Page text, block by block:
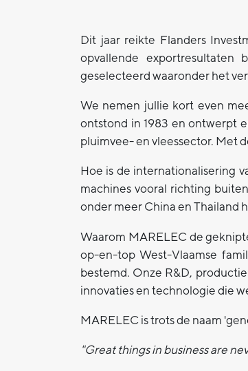
Dit jaar reikte Flanders
opvallende exportresultaten
geselecteerd waaronder het
We nemen jullie kort even
ontstond in 1983 en ontwerpt
pluimvee- en vleessector. Met
Hoe is de internationalisering
machines vooral richting
onder meer China en Thailand
Waarom MARELEC de
op-en-top West-Vlaamse
bestemd. Onze R&D,
innovaties en technologie die
MARELEC is trots de naam
"Great things in business are